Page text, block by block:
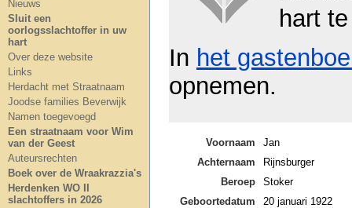
Nieuws
Sluit een
oorlogsslachtoffer in uw
hart
Over deze website
Links
Herdacht met Straatnaam
Joodse families Beverwijk
Namen toegevoegd
Een straatnaam voor Wim
van der Geest
Auteursrechten
Boek over de Wraakrazzia's
Herdenken WO II
slachtoffers in 2026
hart
In het
opnemen.
Voornaam
Jan
Achternaam
Rijnsburger
Beroep
Stoker
Geboortedatum
20 januari 1922